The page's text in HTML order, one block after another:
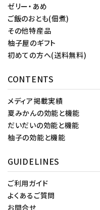
ゼリー・あめ
ご飯のおとも(佃煮)
その他特産品
柚子屋のギフト
初めての方へ(送料無料)
CONTENTS
メディア掲載実績
夏みかんの効能と機能
だいだいの効能と機能
柚子の効能と機能
GUIDELINES
ご利用ガイド
よくあるご質問
お問合せ